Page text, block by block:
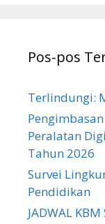
Pos-pos
Terlindungi:
Peralatan
Tahun 2026
Survei
Pendidikan
JADWAL KBM